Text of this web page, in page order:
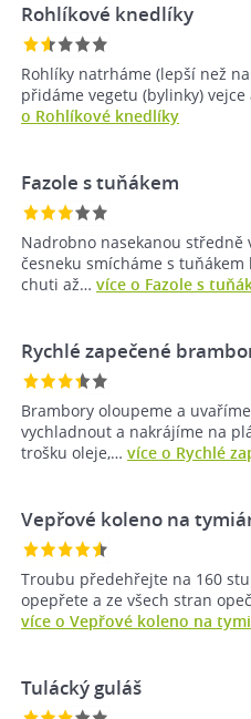
Rohlíkové knedlíky
Rohlíky natrháme (lepší než
přidáme vegetu (bylinky)
o Rohlíkové knedlíky
Fazole s tuňákem
Nadrobno nasekanou středně
česneku smícháme s
chuti až… více o Fazole s
Rychlé zapečené
Brambory oloupeme a
vychladnout a nakrájíme na
trošku oleje,… více o Rychlé
Vepřové koleno na
Troubu předehřejte na 160
opepřete a ze všech stran
více o Vepřové koleno na
Tulácký guláš